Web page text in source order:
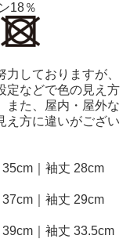
18％
しておりますが、
定などで色の見え方
また、屋内・屋外な
え方に違いがござい
｜袖丈 28cm
｜袖丈 29cm
｜袖丈 33.5cm